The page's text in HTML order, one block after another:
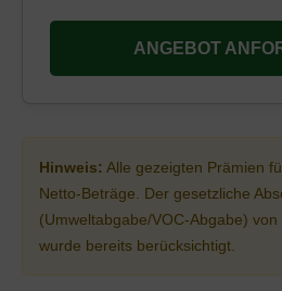
ANGEBOT
Hinweis: Alle gezeigten Prämien
Netto-Beträge. Der gesetzliche
(Umweltabgabe/VOC-Abgabe) von
wurde bereits berücksichtigt.